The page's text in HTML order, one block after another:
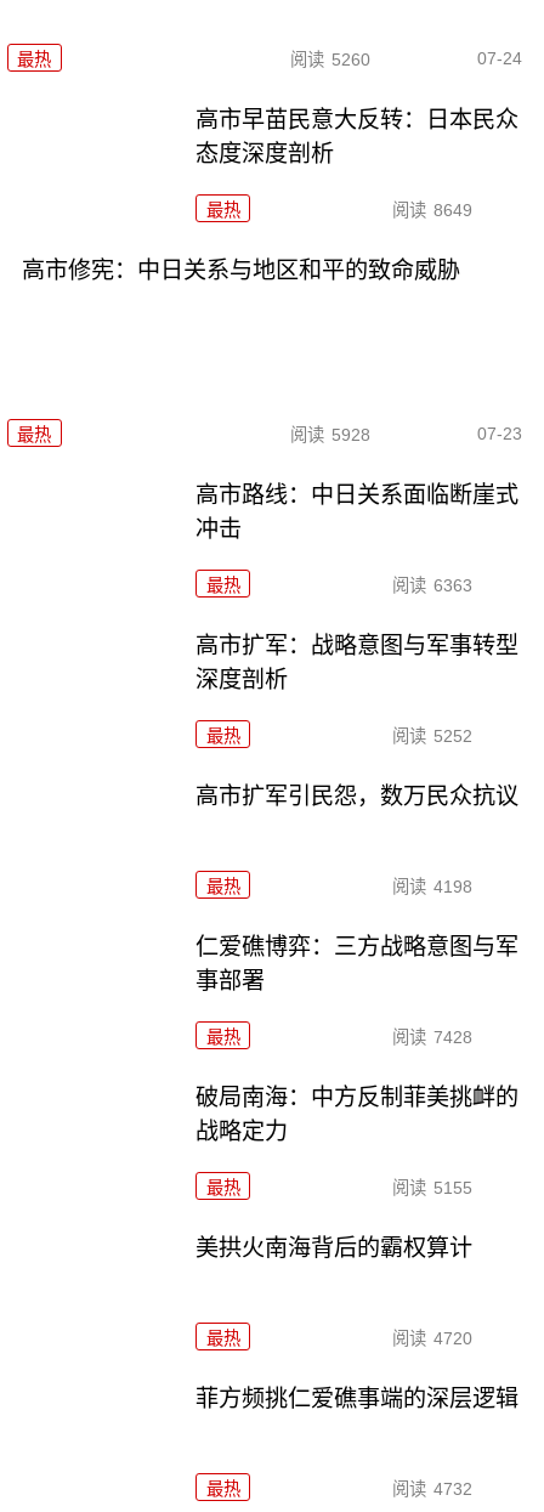
最热 阅读 5260 07-24
高市早苗民意大反转：日本民众
态度深度剖析
最热 阅读 8649
高市修宪：中日关系与地区和平的致命威胁
最热 阅读 5928 07-23
高市路线：中日关系面临断崖式
冲击
最热 阅读 6363
高市扩军：战略意图与军事转型
深度剖析
最热 阅读 5252
高市扩军引民怨，数万民众抗议
最热 阅读 4198
仁爱礁博弈：三方战略意图与军
事部署
最热 阅读 7428
破局南海：中方反制菲美挑衅的
战略定力
最热 阅读 5155
美拱火南海背后的霸权算计
最热 阅读 4720
菲方频挑仁爱礁事端的深层逻辑
最热 阅读 4732